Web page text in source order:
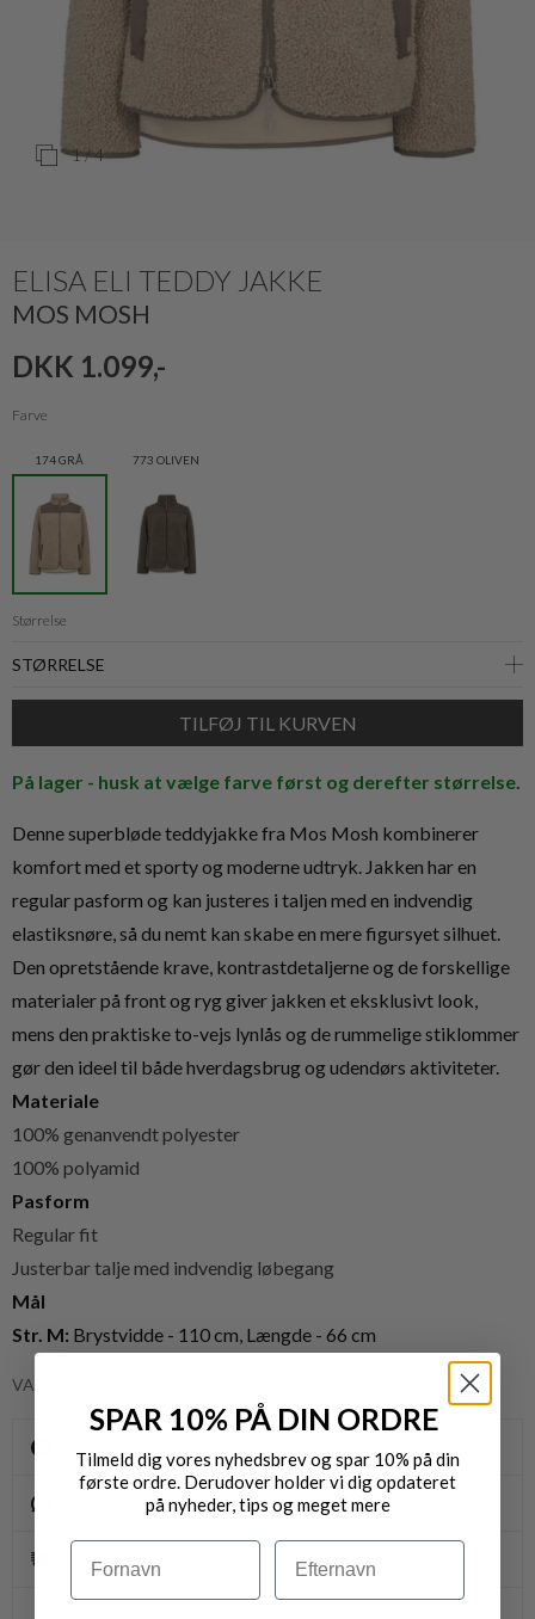
1/ 4
ELISA ELI TEDDY JAKKE
MOS MOSH
DKK 1.099,-
Farve
174 GRÅ 773 OLIVEN
Størrelse
På lager - husk at vælge farve først og derefter størrelse.
Denne superbløde teddyjakke fra Mos Mosh kombinerer
komfort med et sporty og moderne udtryk. Jakken har en
regular pasform og kan justeres i taljen med en indvendig
elastiksnøre, så du nemt kan skabe en mere figursyet silhuet.
Den opretstående krave, kontrastdetaljerne og de forskellige
materialer på front og ryg giver jakken et eksklusivt look,
mens den praktiske to-vejs lynlås og de rummelige stiklommer
gør den ideel til både hverdagsbrug og udendørs aktiviteter.
Materiale
100% genanvendt polyester
100% polyamid
Pasform
Regular fit
Justerbar talje med indvendig løbegang
Mål
Str. M: Brystvidde - 110 cm, Længde - 66 cm
VARENR.: 179580 ELISA ELI TEDDY
Byt/Returnér i vores butikker
Levering 1-3 dage
SPAR 10% PÅ DIN ORDRE
Tilmeld dig vores nyhedsbrev og spar 10% på din
første ordre. Derudover holder vi dig opdateret
på nyheder, tips og meget mere
Navn Efternavn